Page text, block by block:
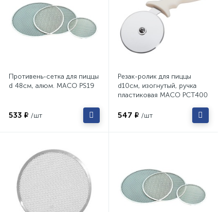
Противень-сетка для пиццы
d 48см, алюм. MACO PS19
533 ₽ /шт
Резак-ролик для пиццы
d10см, изогнутый, ручка
пластиковая MACO PCT400
547 ₽ /шт